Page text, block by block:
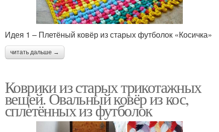
Идея 1 – Плетёный ковёр из старых футболок «Косичка»
читать дальше →
Коврики из старых трикотажных
вещей. Овальный ковёр из кос,
сплетённых из футболок